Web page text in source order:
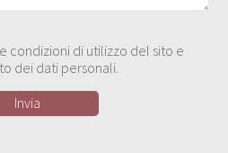
condizioni di utilizzo del sito e
dei dati personali.